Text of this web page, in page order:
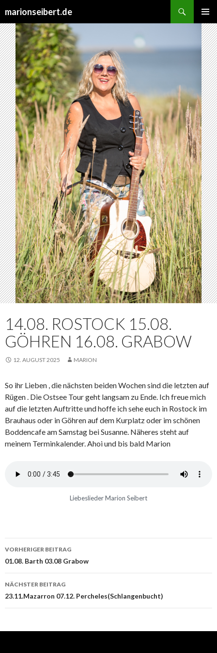
marionseibert.de
MENÜ
ZUM
INHALT
14.08. ROSTOCK 15.08.
GÖHREN 16.08. GRABOW
12. AUGUST 2025 MARION
So ihr Lieben , die nächsten beiden Wochen sind die letzten auf
Rügen . Die Ostsee Tour geht langsam zu Ende. Ich freue mich
auf die letzten Auftritte und hoffe ich sehe euch in Rostock im
Brauhaus oder in Göhren auf dem Kurplatz oder im schönen
Boddencafe am Samstag bei Susanne. Näheres steht auf
meinem Terminkalender. Ahoi und bis bald Marion
Liebeslieder Marion Seibert
Beitrags-
Navigation
VORHERIGER BEITRAG
01.08. Barth 03.08 Grabow
NÄCHSTER BEITRAG
23.11.Mazarron 07.12. Percheles(Schlangenbucht)